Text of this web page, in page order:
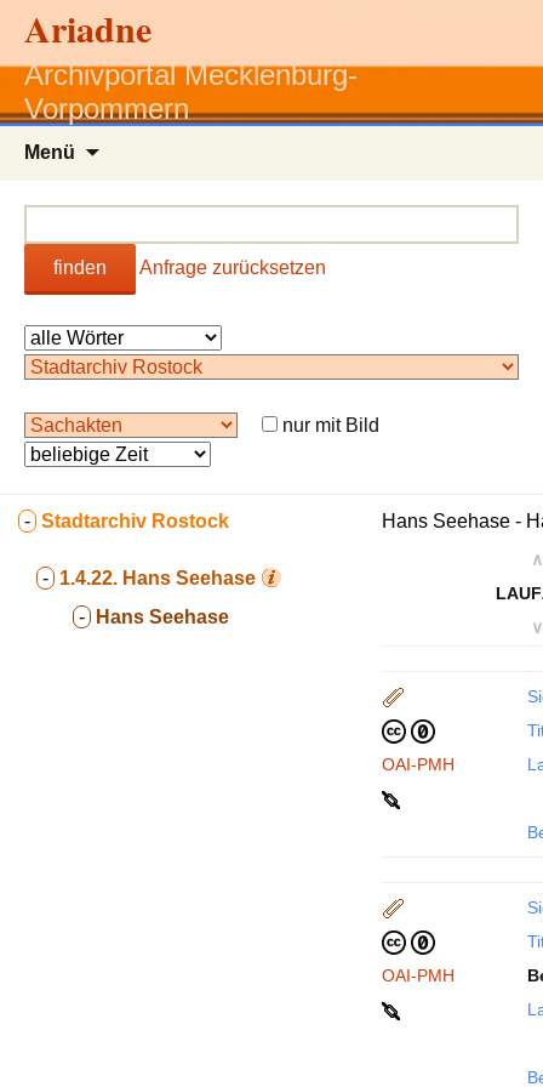
Ariadne
Archivportal Mecklenburg-
Vorpommern
Menü
finden Anfrage zurücksetzen
nur mit Bild
- Stadtarchiv Rostock
- 1.4.22. Hans Seehase
- Hans Seehase
Hans Seehase -
∧
∨
OAI-PMH
OAI-PMH